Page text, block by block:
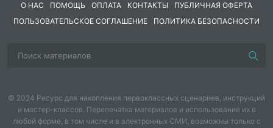
О НАС ПОМОЩЬ ОПЛАТА КОНТАКТЫ
ПУБЛИЧНАЯ ОФЕРТА
ПОЛЬЗОВАТЕЛЬСКОЕ СОГЛАШЕНИЕ
ПОЛИТИКА БЕЗОПАСНОСТИ
© 2024 Ресурс для накопления первоклассных сценариев, инструкций
и мастер-классов. Перепечатка материалов и использование их в
любой форме, в том числе и в электронных СМИ, возможны только с